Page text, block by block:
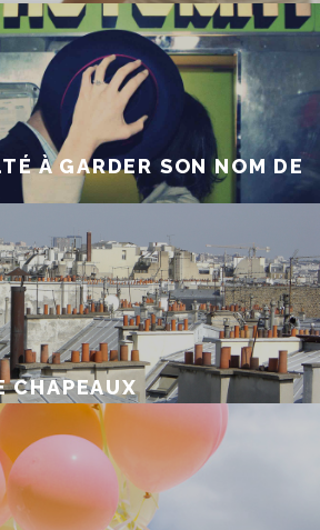
À GARDER SON NOM DE
CHAPEAUX